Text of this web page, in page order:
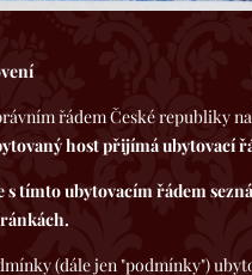
řádem České republiky
host přijímá ubytovací
s tímto ubytovacím řádem
(dále jen "podmínky")